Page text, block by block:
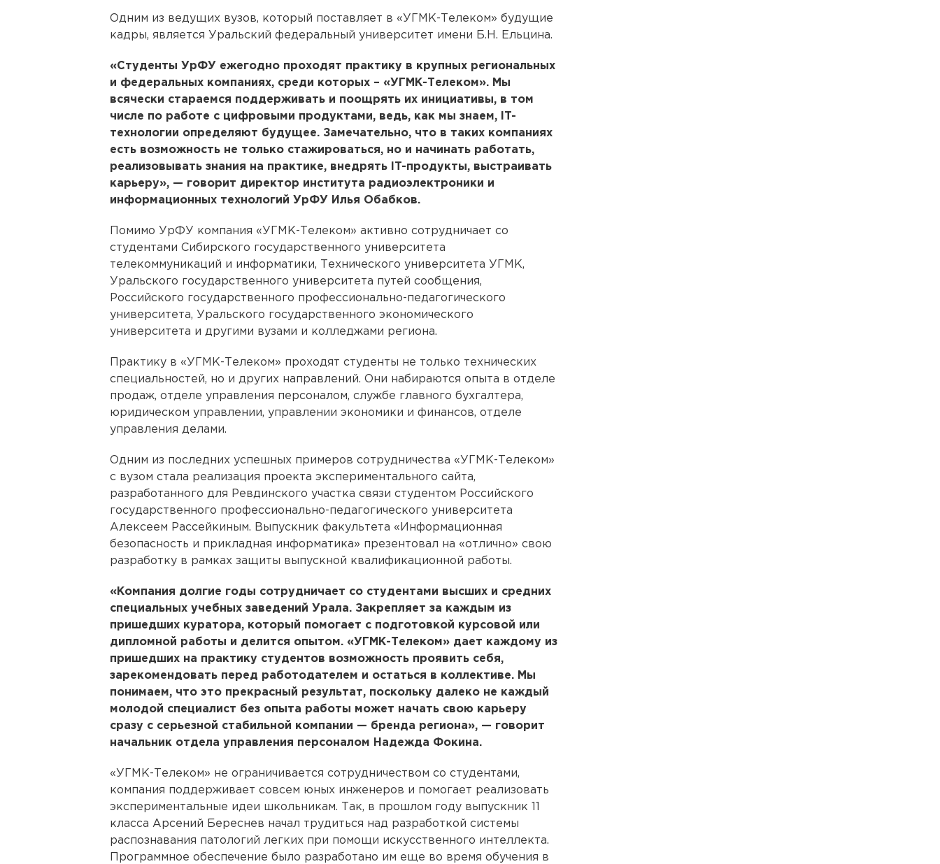
Одним из ведущих вузов, который поставляет в «УГМК-Телеком» будущие
кадры, является Уральский федеральный университет имени Б.Н. Ельцина.
«Студенты УрФУ ежегодно проходят практику в крупных региональных
и федеральных компаниях, среди которых – «УГМК-Телеком». Мы
всячески стараемся поддерживать и поощрять их инициативы, в том
числе по работе с цифровыми продуктами, ведь, как мы знаем, IT-
технологии определяют будущее. Замечательно, что в таких компаниях
есть возможность не только стажироваться, но и начинать работать,
реализовывать знания на практике, внедрять IT-продукты, выстраивать
карьеру», — говорит директор института радиоэлектроники и
информационных технологий УрФУ Илья Обабков.
Помимо УрФУ компания «УГМК-Телеком» активно сотрудничает со
студентами Сибирского государственного университета
телекоммуникаций и информатики, Технического университета УГМК,
Уральского государственного университета путей сообщения,
Российского государственного профессионально-педагогического
университета, Уральского государственного экономического
университета и другими вузами и колледжами региона.
Практику в «УГМК-Телеком» проходят студенты не только технических
специальностей, но и других направлений. Они набираются опыта в отделе
продаж, отделе управления персоналом, службе главного бухгалтера,
юридическом управлении, управлении экономики и финансов, отделе
управления делами.
Одним из последних успешных примеров сотрудничества «УГМК-Телеком»
с вузом стала реализация проекта экспериментального сайта,
разработанного для Ревдинского участка связи студентом Российского
государственного профессионально-педагогического университета
Алексеем Рассейкиным. Выпускник факультета «Информационная
безопасность и прикладная информатика» презентовал на «отлично» свою
разработку в рамках защиты выпускной квалификационной работы.
«Компания долгие годы сотрудничает со студентами высших и средних
специальных учебных заведений Урала. Закрепляет за каждым из
пришедших куратора, который помогает с подготовкой курсовой или
дипломной работы и делится опытом. «УГМК-Телеком» дает каждому из
пришедших на практику студентов возможность проявить себя,
зарекомендовать перед работодателем и остаться в коллективе. Мы
понимаем, что это прекрасный результат, поскольку далеко не каждый
молодой специалист без опыта работы может начать свою карьеру
сразу с серьезной стабильной компании — бренда региона», — говорит
начальник отдела управления персоналом Надежда Фокина.
«УГМК-Телеком» не ограничивается сотрудничеством со студентами,
компания поддерживает совсем юных инженеров и помогает реализовать
экспериментальные идеи школьникам. Так, в прошлом году выпускник 11
класса Арсений Береснев начал трудиться над разработкой системы
распознавания патологий легких при помощи искусственного интеллекта.
Программное обеспечение было разработано им еще во время обучения в